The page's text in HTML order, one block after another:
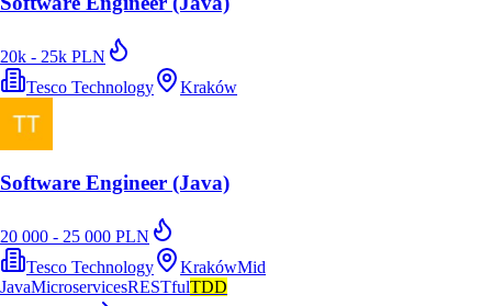
20k - 25k PLN
Tesco Technology
Kraków
Software Engineer (Java)
20 000 - 25 000 PLN
Tesco Technology
KrakówMid
JavaMicroservicesRESTfulTDD